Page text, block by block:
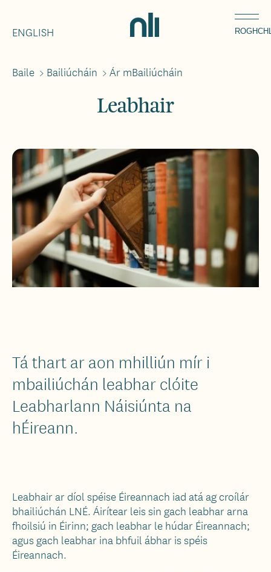
Home,
National
Ireland
ENGLISH
Breadcrumbs
Baile > Bailiúcháin >Ár mBailiúcháin
Leabhair
Tá thart ar aon mhilliún mír i
mbailiúchán leabhar clóite
Leabharlann Náisiúnta na
hÉireann.
Leabhair ar díol spéise Éireannach iad atá ag croílár
bhailiúchán LNÉ. Áirítear leis sin gach leabhar arna
fhoilsiú in Éirinn; gach leabhar le húdar Éireannach;
agus gach leabhar ina bhfuil ábhar is spéis
Éireannach.